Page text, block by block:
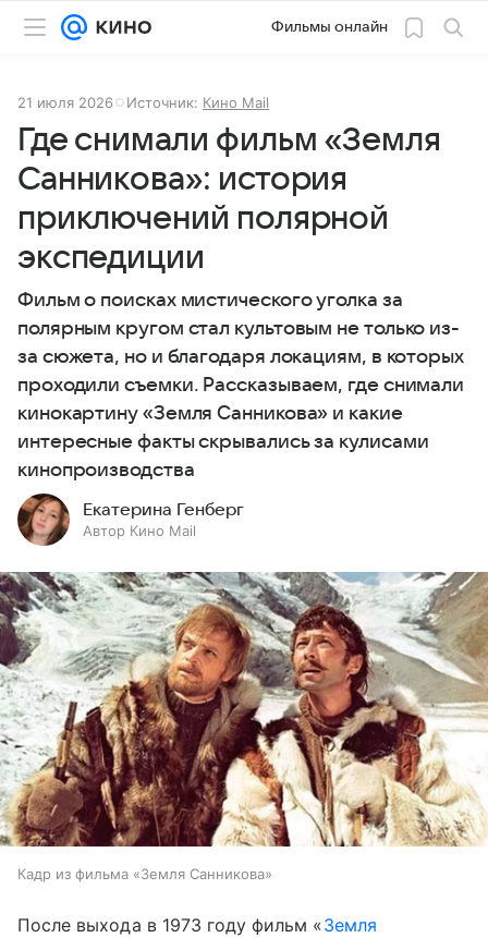
Фильмы онлайн
21 июля 2026 Источник: Кино Mail
Где снимали фильм «Земля
Санникова»: история
приключений полярной
экспедиции
Фильм о поисках мистического уголка за
полярным кругом стал культовым не только из-
за сюжета, но и благодаря локациям, в которых
проходили съемки. Рассказываем, где снимали
кинокартину «Земля Санникова» и какие
интересные факты скрывались за кулисами
кинопроизводства
Екатерина Генберг
Автор Кино Mail
Кадр из фильма «Земля Санникова»
После выхода в 1973 году фильм «Земля